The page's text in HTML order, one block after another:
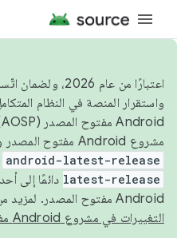
اعتبارًا من عام
واستقرار المنصة في النظام
مشروع Android مفتوح المصدر والمساهمة فيه، استخدِم
android-latest-release
latest-release دائمًا إلى
Android مفتوح المصدر. لمزيد من المعلومات، يُرجى الاطّلاع على
التغييرات في مشروع Android مفتوح المصدر